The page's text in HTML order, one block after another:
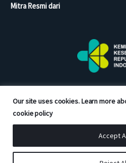
Our site uses cookies. Learn more
cookie policy
Accept
Mitra Resmi dari
Copyright © 2026 Good Doctor. All